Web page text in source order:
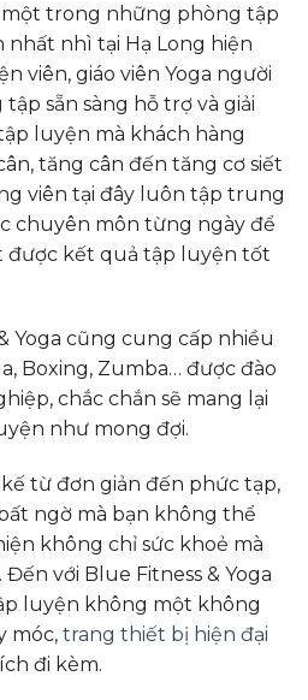
một trong những phòng tập
nhất nhì tại Hạ Long hiện
viên, giáo viên Yoga người
sẵn sàng hỗ trợ và giải
luyện mà khách hàng
tăng cân đến tăng cơ siết
viên tại đây luôn tập trung
chuyên môn từng ngày để
được kết quả tập luyện tốt
Yoga cũng cung cấp nhiều
Boxing, Zumba… được đào
chắc chắn sẽ mang lại
như mong đợi.
từ đơn giản đến phức tạp,
ngờ mà bạn không thể
không chỉ sức khoẻ mà
với Blue Fitness & Yoga
luyện không một không
móc, trang thiết bị hiện đại
đi kèm.